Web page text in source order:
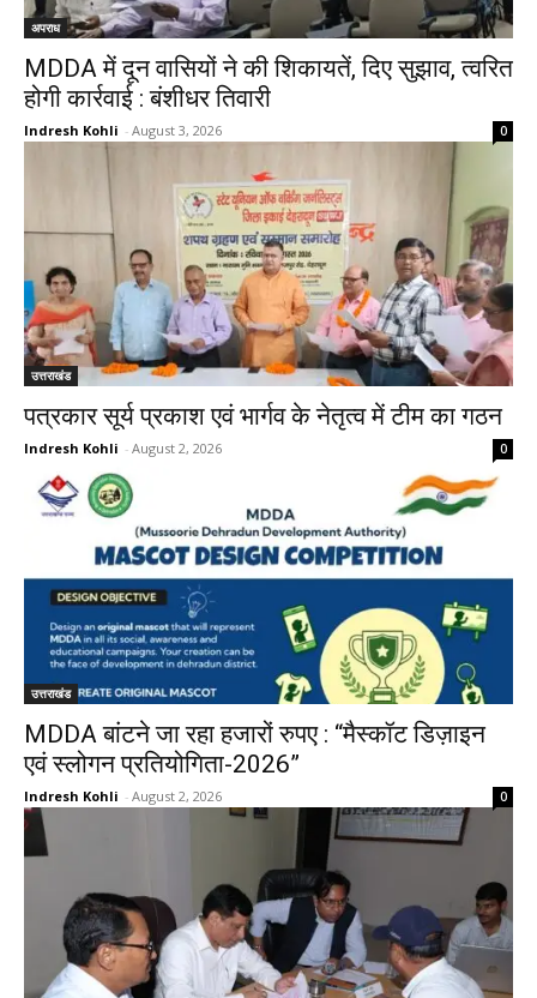
अपराध
MDDA में दून वासियों ने की शिकायतें, दिए सुझाव, त्वरित
होगी कार्रवाई : बंशीधर तिवारी
Indresh Kohli - August 3, 2026 0
उत्तराखंड
पत्रकार सूर्य प्रकाश एवं भार्गव के नेतृत्व में टीम का गठन
Indresh Kohli - August 2, 2026 0
उत्तराखंड
MDDA बांटने जा रहा हजारों रुपए : “मैस्कॉट डिज़ाइन
एवं स्लोगन प्रतियोगिता-2026”
Indresh Kohli - August 2, 2026 0